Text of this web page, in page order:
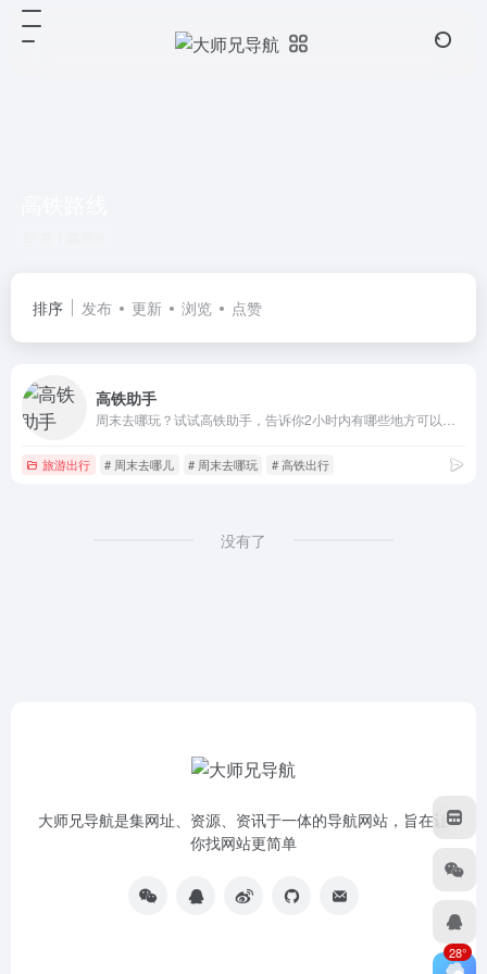
排序 发布 更新 浏览 点赞
高铁助手
旅游出行 # 周末去哪儿 # 周末去哪玩 # 高铁出行
没有了
大师兄导航是集网址、资源、资讯于一体的导航网站，旨在让
你找网站更简单
28°